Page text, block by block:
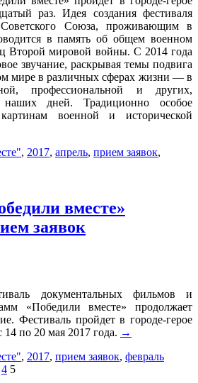
раз. Идея создания фестиваля
Союза, проживающим в
в память об общем военном
Второй мировой войны. С 2014 года
звучание, раскрывая темы подвига
мире в различных сферах жизни — в
профессиональной и других,
наших дней. Традиционно особое
военной и исторической
, 2017, апрель, прием заявок,
вместе»
заявок
документальных фильмов и
«Победили вместе» продолжает
Фестиваль пройдет в городе-герое
14 по 20 мая 2017 года. →
, 2017, прием заявок, февраль
4 5